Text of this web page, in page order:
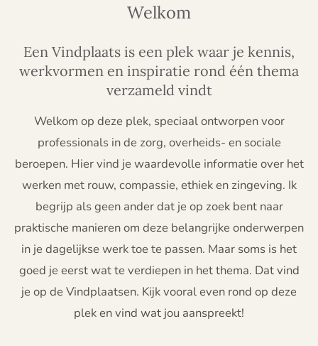
Welkom
Een Vindplaats is een plek waar je kennis,
werkvormen en inspiratie rond één thema
verzameld vindt
Welkom op deze plek, speciaal ontworpen voor
professionals in de zorg, overheids- en sociale
beroepen. Hier vind je waardevolle informatie over het
werken met rouw, compassie, ethiek en zingeving. Ik
begrijp als geen ander dat je op zoek bent naar
praktische manieren om deze belangrijke onderwerpen
in je dagelijkse werk toe te passen. Maar soms is het
goed je eerst wat te verdiepen in het thema. Dat vind
je op de Vindplaatsen. Kijk vooral even rond op deze
plek en vind wat jou aanspreekt!